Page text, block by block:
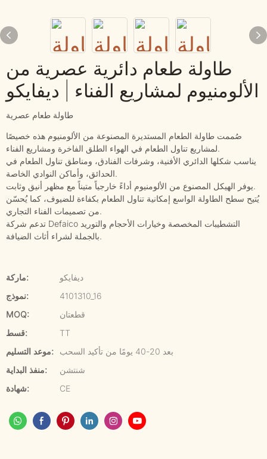
طاولة طعام دائرية عصرية من
الألومنيوم لمشاريع الفناء | ديفايكو
طاولة طعام عصرية
صُممت طاولة الطعام المستديرة المصنوعة من الألومنيوم هذه خصيصًا
لمشاريع تناول الطعام في الهواء الطلق الفاخرة ومشاريع الفناء.
يناسب شكلها الدائري الأفنية، وشرفات الفنادق، ومناطق تناول الطعام في
الحدائق، وأماكن النوادي الخاصة.
يوفر الهيكل المصنوع من الألومنيوم أداءً خارجياً متيناً مع مظهر أنيق وثابت.
يُتيح سطح الطاولة الواسع إمكانية تناول الطعام بكفاءة للضيوف، كما يُحسّن
من تصميمات الفناء التجاري.
تدعم شركة Defaico التشطيبات المخصصة وخيارات الأحجام والتوريد
بالجملة لشراء أثاث الضيافة.
ماركة:
ديفايكو
نموذج:
4101310_16
MOQ:
قطعتان
قسط:
TT
موعد التسليم:
بعد 20-40 يومًا من تأكيد السحب
منفذ البداية:
شنتشن
شهادة:
CE